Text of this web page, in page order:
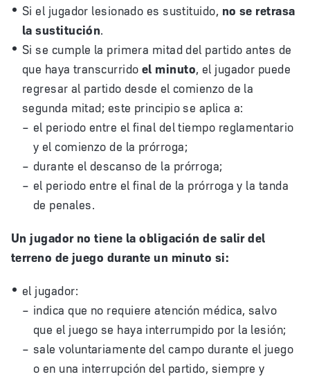
Si el jugador lesionado es sustituido, no se retrasa
la sustitución.
Si se cumple la primera mitad del partido antes de
que haya transcurrido el minuto, el jugador puede
regresar al partido desde el comienzo de la
segunda mitad; este principio se aplica a:
el periodo entre el final del tiempo reglamentario
y el comienzo de la prórroga;
durante el descanso de la prórroga;
el periodo entre el final de la prórroga y la tanda
de penales.
Un jugador no tiene la obligación de salir del
terreno de juego durante un minuto si:
el jugador:
indica que no requiere atención médica, salvo
que el juego se haya interrumpido por la lesión;
sale voluntariamente del campo durante el juego
o en una interrupción del partido, siempre y